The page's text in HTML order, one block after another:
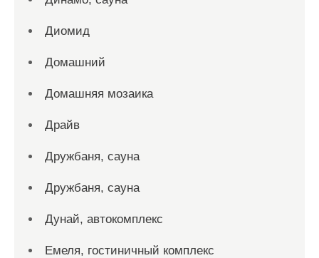
Диомид
Домашний
Домашняя мозаика
Драйв
Дружбаня, сауна
Дружбаня, сауна
Дунай, автокомплекс
Емеля, гостиничный комплекс